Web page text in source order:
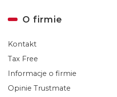
O firmie
Kontakt
Tax Free
Informacje o firmie
Opinie Trustmate